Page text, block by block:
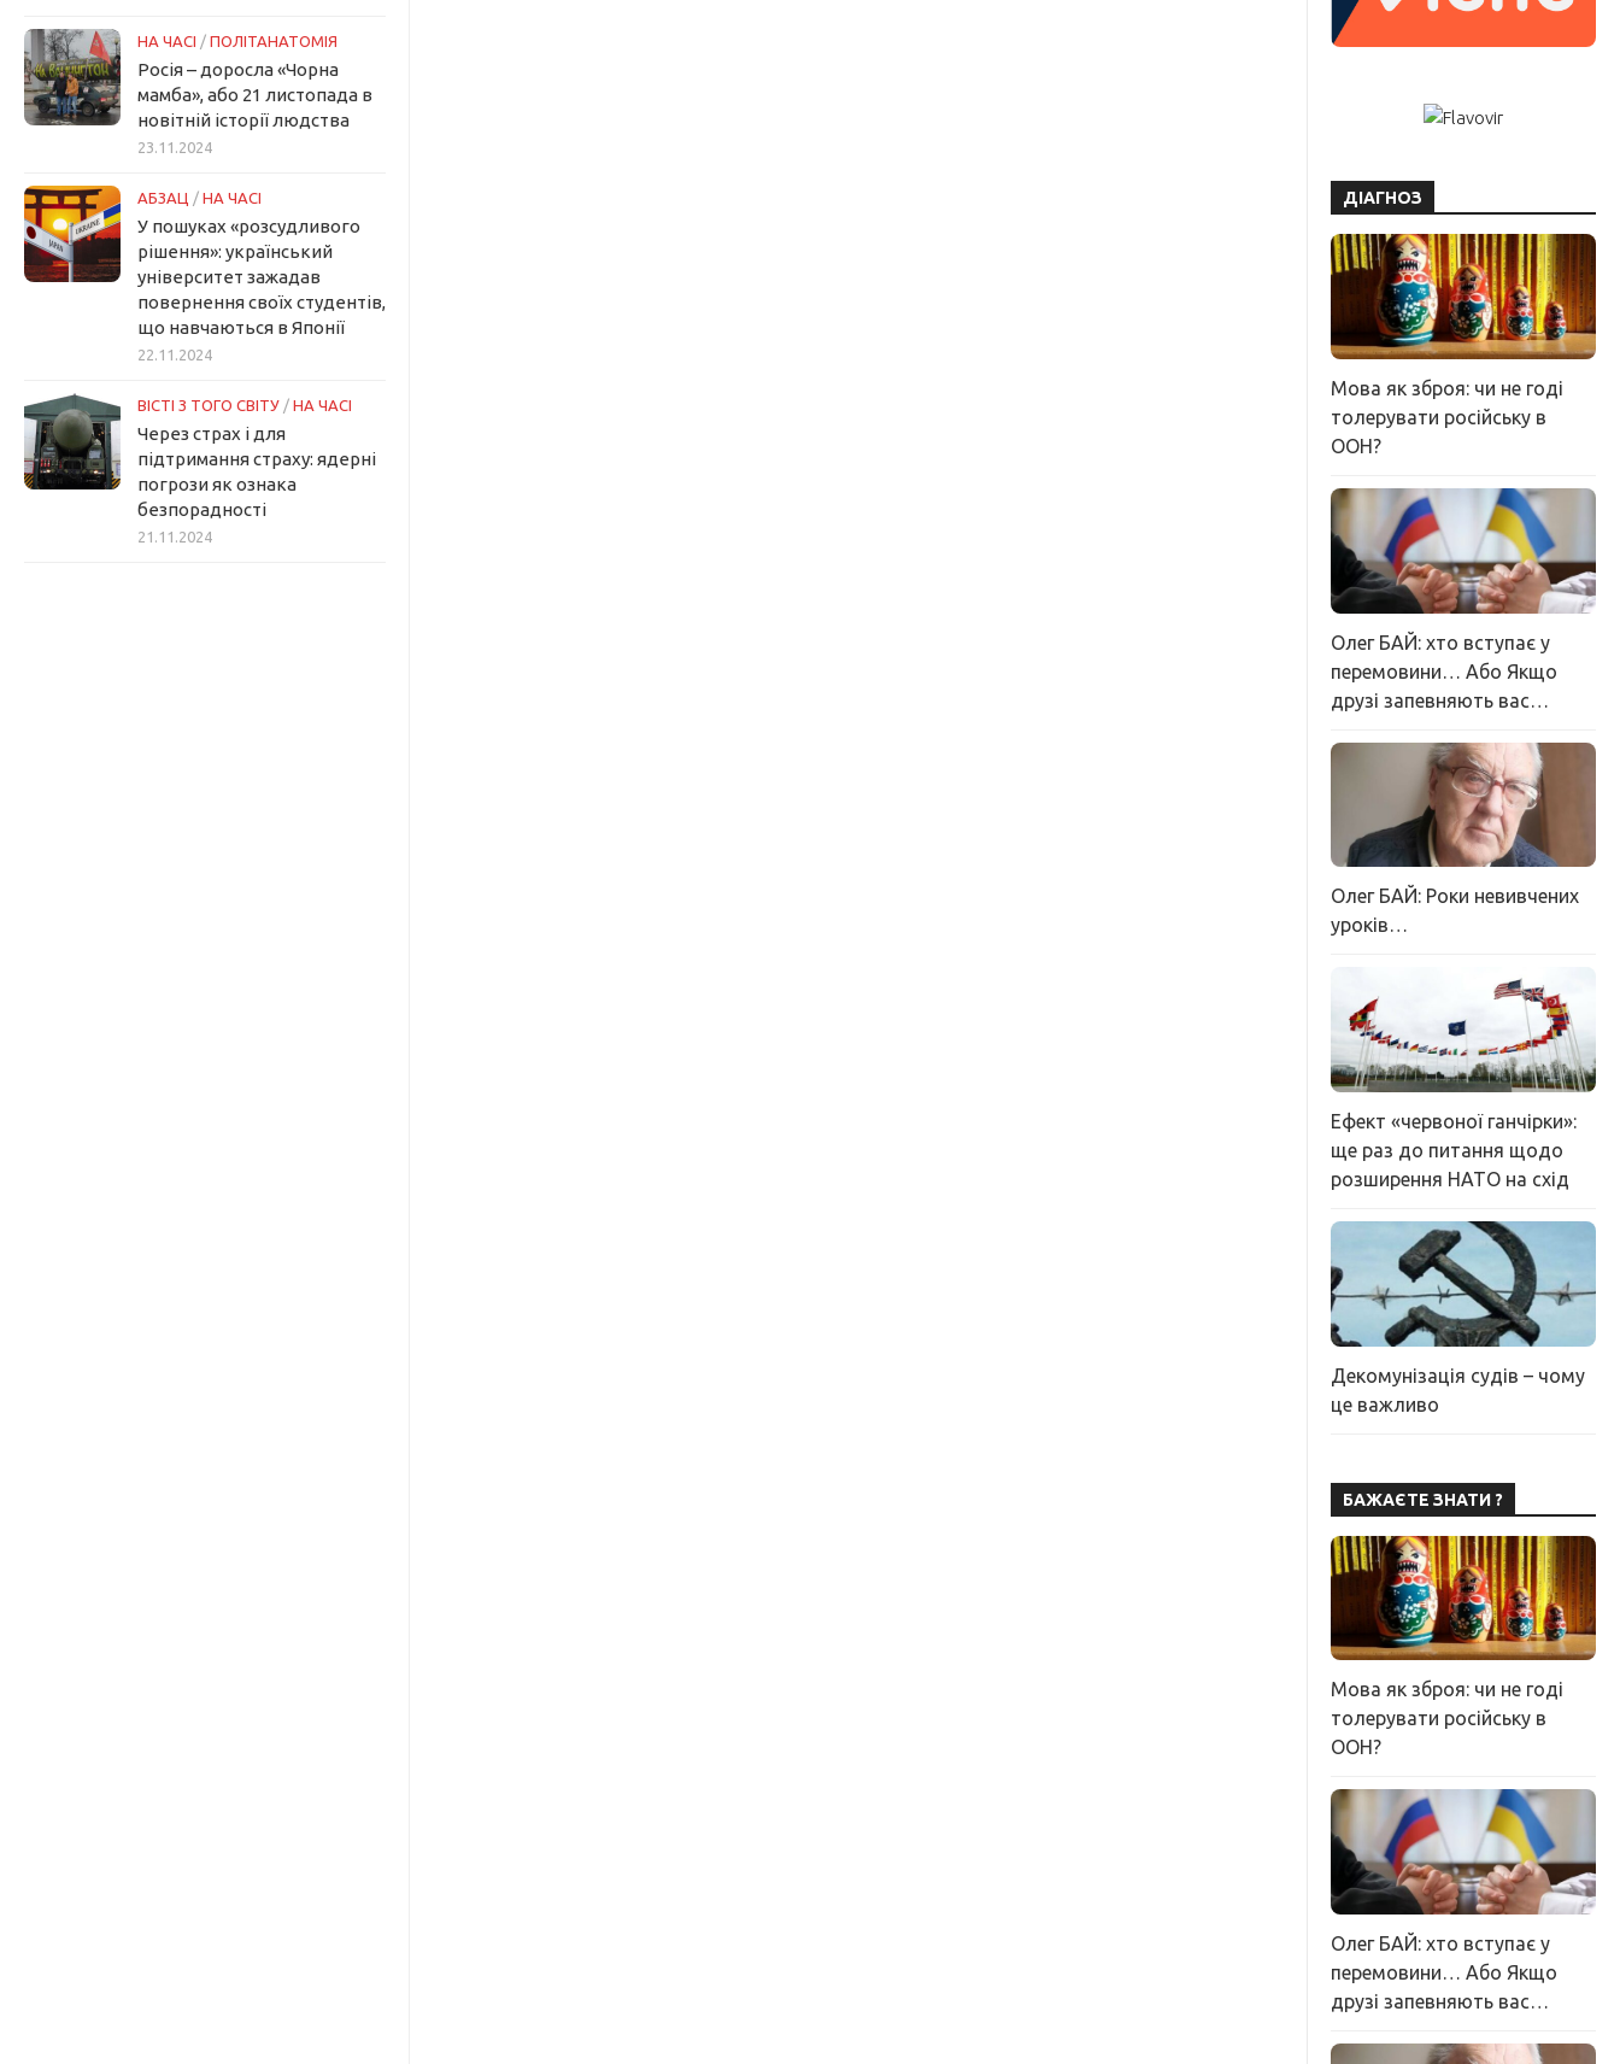
НА ЧАСІ / ПОЛІТАНАТОМІЯ
Росія – доросла «Чорна
мамба», або 21 листопада в
новітній історії людства
23.11.2024
АБЗАЦ / НА ЧАСІ
У пошуках «розсудливого
рішення»: український
університет зажадав
повернення своїх студентів,
що навчаються в Японії
22.11.2024
ВІСТІ З ТОГО СВІТУ / НА ЧАСІ
Через страх і для
підтримання страху: ядерні
погрози як ознака
безпорадності
21.11.2024
ДІАГНОЗ
Мова як зброя: чи не годі
толерувати російську в
ООН?
Олег БАЙ: хто вступає у
перемовини… Або Якщо
друзі запевняють вас…
Олег БАЙ: Роки невивчених
уроків…
Ефект «червоної ганчірки»:
ще раз до питання щодо
розширення НАТО на схід
Декомунізація судів – чому
це важливо
БАЖАЄТЕ ЗНАТИ ?
Мова як зброя: чи не годі
толерувати російську в
ООН?
Олег БАЙ: хто вступає у
перемовини… Або Якщо
друзі запевняють вас…